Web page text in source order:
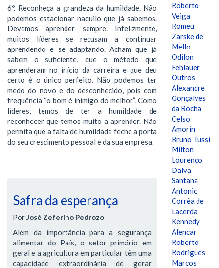
6º. Reconheça a grandeza da humildade. Não
podemos estacionar naquilo que já sabemos.
Devemos aprender sempre. Infelizmente,
muitos líderes se recusam a continuar
aprendendo e se adaptando. Acham que já
sabem o suficiente, que o método que
aprenderam no início da carreira e que deu
certo é o único perfeito. Não podemos ter
medo do novo e do desconhecido, pois com
frequência “o bom é inimigo do melhor”. Como
líderes, temos de ter a humildade de
reconhecer que temos muito a aprender. Não
permita que a falta de humildade feche a porta
do seu crescimento pessoal e da sua empresa.
Safra da esperança
PorJosé Zeferino Pedrozo
Além da importância para a segurança
alimentar do País, o setor primário em
geral e a agricultura em particular têm uma
capacidade extraordinária de gerar
Roberto
Veiga
Romeu
Zarske de
Mello
Odilon
Fehlauer
Outros
Alexandre
Gonçalves
da Rocha
Celso
Amorin
Bruno Tussi
Milton
Lourenço
Dalva
Santana
Antonio
Corrêa de
Lacerda
Kennedy
Alencar
Roberto
Rodrigues
Marcos